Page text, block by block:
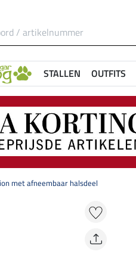
STALLEN OUTFITS
met afneembaar halsdeel